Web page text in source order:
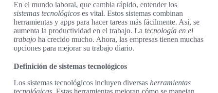
En el mundo laboral, que cambia rápido, entender los
sistemas tecnológicos es vital. Estos sistemas combinan
herramientas y apps para hacer tareas más fácilmente. Así, se
aumenta la productividad en el trabajo. La tecnología en el
trabajo ha crecido mucho. Ahora, las empresas tienen muchas
opciones para mejorar su trabajo diario.
Definición de sistemas tecnológicos
Los sistemas tecnológicos incluyen diversas herramientas